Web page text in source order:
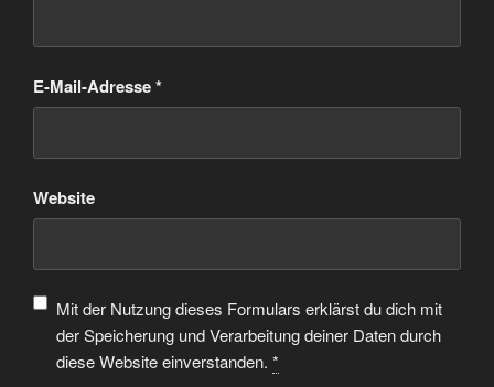
E-Mail-Adresse*
Website
Mit der Nutzung dieses Formulars erklärst du dich mit
der Speicherung und Verarbeitung deiner Daten durch
diese Website einverstanden. *